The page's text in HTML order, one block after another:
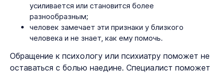
усиливается или становится более
разнообразным;
человек замечает эти признаки у близкого
человека и не знает, как ему помочь.
Обращение к психологу или психиатру поможет не
оставаться с болью наедине. Специалист поможет